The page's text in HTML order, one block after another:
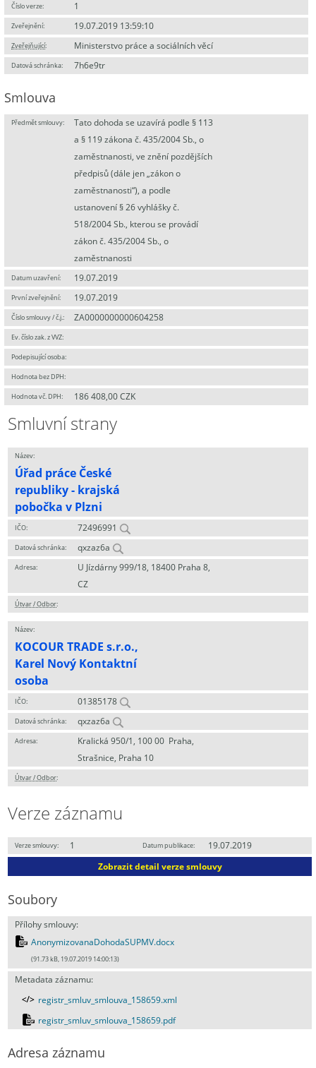
Číslo verze: 1
Zveřejnění: 19.07.2019 13:59:10
Zveřejňující: Ministerstvo práce a sociálních věcí
Datová schránka: 7h6e9tr
Smlouva
Předmět smlouvy:
Tato dohoda se uzavírá podle § 113
a § 119 zákona č. 435/2004 Sb., o
zaměstnanosti, ve znění pozdějších
předpisů (dále jen „zákon o
zaměstnanosti“), a podle
ustanovení § 26 vyhlášky č.
518/2004 Sb., kterou se provádí
zákon č. 435/2004 Sb., o
zaměstnanosti
Datum uzavření: 19.07.2019
První zveřejnění: 19.07.2019
Číslo smlouvy / č.j.: ZA0000000000604258
Ev. číslo zak. z VVZ:
Podepisující osoba:
Hodnota bez DPH:
Hodnota vč. DPH: 186 408,00 CZK
Smluvní strany
Název:
Úřad práce České
republiky - krajská
pobočka v Plzni
IČO: 72496991
Datová schránka: qxzaz6a
Adresa:
U Jízdárny 999/18, 18400 Praha 8,
CZ
Útvar / Odbor:
Název:
KOCOUR TRADE s.r.o.,
Karel Nový Kontaktní
osoba
IČO: 01385178
Datová schránka: qxzaz6a
Adresa:
Kralická 950/1, 100 00 Praha,
Strašnice, Praha 10
Útvar / Odbor:
Verze záznamu
Verze smlouvy: 1 Datum publikace:
19.07.2019
Zobrazit detail verze smlouvy
Soubory
Přílohy smlouvy:
AnonymizovanaDohodaSUPMV.docx
(91.73 kB, 19.07.2019 14:00:13)
Metadata záznamu:
registr_smluv_smlouva_158659.xml
registr_smluv_smlouva_158659.pdf
Adresa záznamu